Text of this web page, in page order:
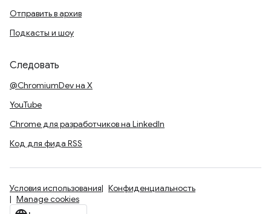
Отправить в архив
Подкасты и шоу
Следовать
@ChromiumDev на X
YouTube
Chrome для разработчиков на LinkedIn
Код для фида RSS
Условия использования
Конфиденциальность
Manage cookies